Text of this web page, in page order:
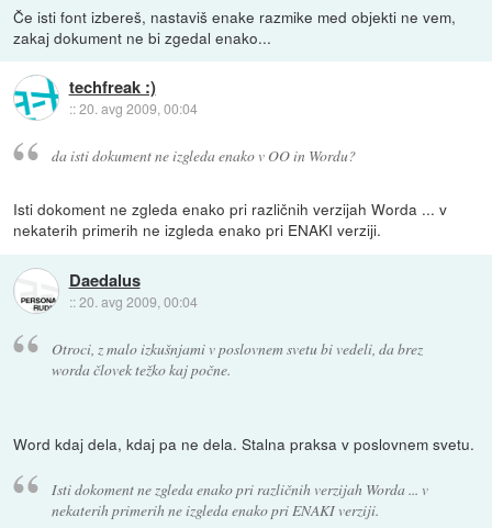
Če isti font izbereš, nastaviš enake razmike med objekti ne vem,
zakaj dokument ne bi zgedal enako...
techfreak :)
::20. avg 2009, 00:04
da isti dokument ne izgleda enako v OO in Wordu?
Isti dokoment ne zgleda enako pri različnih verzijah Worda ... v
nekaterih primerih ne izgleda enako pri ENAKI verziji.
Daedalus
::20. avg 2009, 00:04
Otroci, z malo izkušnjami v poslovnem svetu bi vedeli, da brez
worda človek težko kaj počne.
Word kdaj dela, kdaj pa ne dela. Stalna praksa v poslovnem svetu.
Isti dokoment ne zgleda enako pri različnih verzijah Worda ... v
nekaterih primerih ne izgleda enako pri ENAKI verziji.